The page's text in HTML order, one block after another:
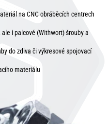
na CNC obráběcích centrech
i palcové (Withwort) šrouby a
do zdiva či výkresové spojovací
materiálu